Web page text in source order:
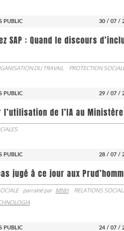
PUBLIC 30 / 07 /
SAP : Quand le discours
DU TRAVAIL PROTECTION
PUBLIC 29 / 07 /
de l’IA au
PUBLIC 28 / 07 /
jugé à ce jour aux
parrainé par MNH
RELATIONS
PUBLIC 24 / 07 /